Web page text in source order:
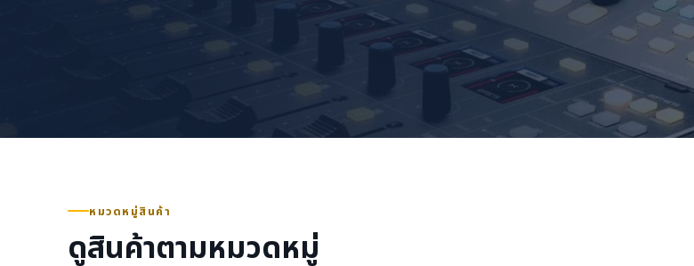
หมวดหมู่สินค้า
ดูสินค้าตามหมวดหมู่